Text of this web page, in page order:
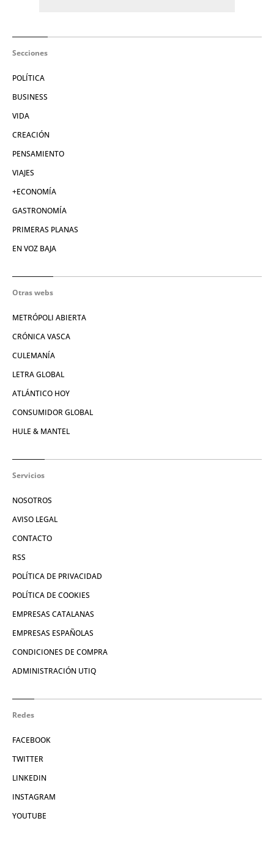
Secciones
POLÍTICA
BUSINESS
VIDA
CREACIÓN
PENSAMIENTO
VIAJES
+ECONOMÍA
GASTRONOMÍA
PRIMERAS PLANAS
EN VOZ BAJA
Otras webs
METRÓPOLI ABIERTA
CRÓNICA VASCA
CULEMANÍA
LETRA GLOBAL
ATLÁNTICO HOY
CONSUMIDOR GLOBAL
HULE & MANTEL
Servicios
NOSOTROS
AVISO LEGAL
CONTACTO
RSS
POLÍTICA DE PRIVACIDAD
POLÍTICA DE COOKIES
EMPRESAS CATALANAS
EMPRESAS ESPAÑOLAS
CONDICIONES DE COMPRA
ADMINISTRACIÓN UTIQ
Redes
FACEBOOK
TWITTER
LINKEDIN
INSTAGRAM
YOUTUBE